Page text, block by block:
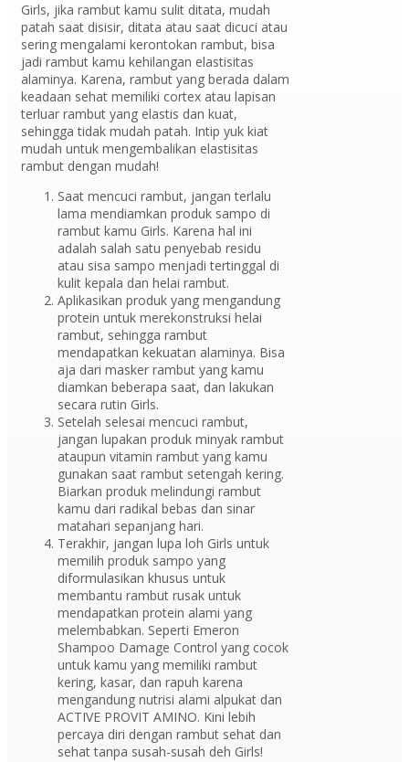
Girls, jika rambut kamu sulit ditata, mudah
patah saat disisir, ditata atau saat dicuci atau
sering mengalami kerontokan rambut, bisa
jadi rambut kamu kehilangan elastisitas
alaminya. Karena, rambut yang berada dalam
keadaan sehat memiliki cortex atau lapisan
terluar rambut yang elastis dan kuat,
sehingga tidak mudah patah. Intip yuk kiat
mudah untuk mengembalikan elastisitas
rambut dengan mudah!
Saat mencuci rambut, jangan terlalu
lama mendiamkan produk sampo di
rambut kamu Girls. Karena hal ini
adalah salah satu penyebab residu
atau sisa sampo menjadi tertinggal di
kulit kepala dan helai rambut.
Aplikasikan produk yang mengandung
protein untuk merekonstruksi helai
rambut, sehingga rambut
mendapatkan kekuatan alaminya. Bisa
aja dari masker rambut yang kamu
diamkan beberapa saat, dan lakukan
secara rutin Girls.
Setelah selesai mencuci rambut,
jangan lupakan produk minyak rambut
ataupun vitamin rambut yang kamu
gunakan saat rambut setengah kering.
Biarkan produk melindungi rambut
kamu dari radikal bebas dan sinar
matahari sepanjang hari.
Terakhir, jangan lupa loh Girls untuk
memilih produk sampo yang
diformulasikan khusus untuk
membantu rambut rusak untuk
mendapatkan protein alami yang
melembabkan. Seperti Emeron
Shampoo Damage Control yang cocok
untuk kamu yang memiliki rambut
kering, kasar, dan rapuh karena
mengandung nutrisi alami alpukat dan
ACTIVE PROVIT AMINO. Kini lebih
percaya diri dengan rambut sehat dan
sehat tanpa susah-susah deh Girls!